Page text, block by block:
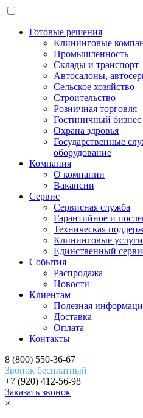
Готовые решения
Клининговые
Промышленность
Склады и транспорт
Автосалоны,
Сельское хозяйство
Строительство
Розничная торговля
Гостиничный бизнес
Охрана здровья
Государственные
оборудование
Компания
О компании
Вакансии
Сервис
Сервисная служба
Гарантийное и
Техническая
Клининговые услуги
Единственный
События
Распродажа
Новости
Клиентам
Полезная
Доставка
Оплата
Контакты
8 (800) 550-36-67
Звонок бесплатный
+7 (920) 412-56-98
Заказать звонок
×